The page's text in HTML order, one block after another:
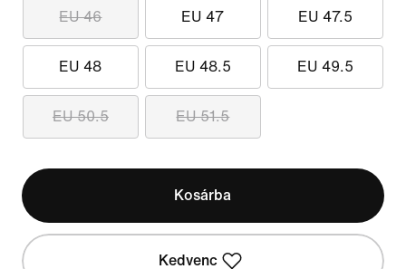
EU 46 EU 47 EU 47.5
EU 48 EU 48.5 EU 49.5
EU 50.5 EU 51.5
Kosárba
Kedvenc